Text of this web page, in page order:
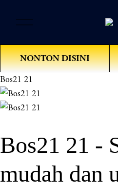
e
n
M
e
u
NONTON DISINI
Bos21 21
Bos21 21 -
mudah dan